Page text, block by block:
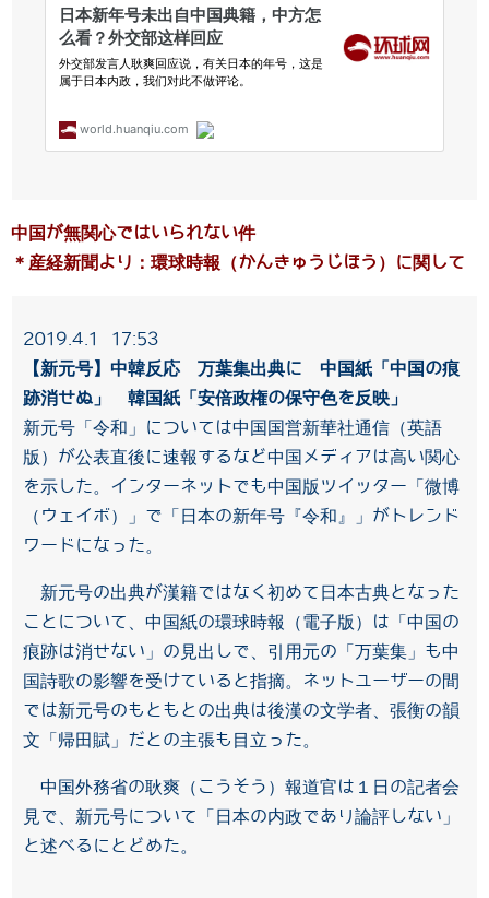
中国が無関心ではいられない件
＊産経新聞より：環球時報（かんきゅうじほう）に関して
2019.4.1 17:53
【新元号】中韓反応 万葉集出典に 中国紙「中国の痕
跡消せぬ」 韓国紙「安倍政権の保守色を反映」
新元号「令和」については中国国営新華社通信（英語
版）が公表直後に速報するなど中国メディアは高い関心
を示した。インターネットでも中国版ツイッター「微博
（ウェイボ）」で「日本の新年号『令和』」がトレンド
ワードになった。
新元号の出典が漢籍ではなく初めて日本古典となった
ことについて、中国紙の環球時報（電子版）は「中国の
痕跡は消せない」の見出しで、引用元の「万葉集」も中
国詩歌の影響を受けていると指摘。ネットユーザーの間
では新元号のもともとの出典は後漢の文学者、張衡の韻
文「帰田賦」だとの主張も目立った。
中国外務省の耿爽（こうそう）報道官は１日の記者会
見で、新元号について「日本の内政であり論評しない」
と述べるにとどめた。